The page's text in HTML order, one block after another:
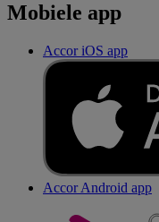
Mobiele app
Accor iOS app
Accor Android app